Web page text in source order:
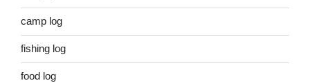
camp log
fishing log
food log